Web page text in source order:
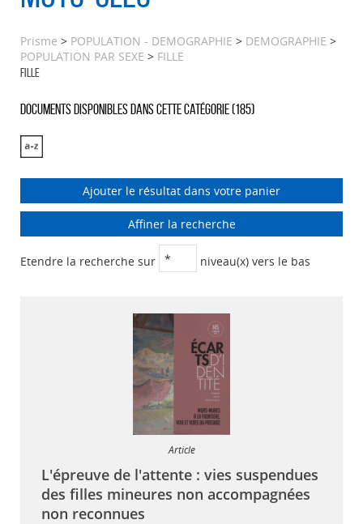
Prisme > POPULATION - DEMOGRAPHIE > DEMOGRAPHIE >
POPULATION PAR SEXE > FILLE
FILLE
Documents disponibles dans cette catégorie (185)
Ajouter le résultat dans votre panier
Affiner la recherche
Etendre la recherche sur niveau(x) vers le bas
Article
L'épreuve de l'attente : vies suspendues
des filles mineures non accompagnées
non reconnues